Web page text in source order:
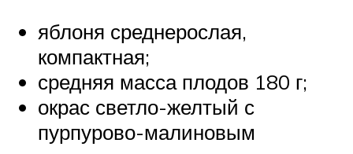
яблоня среднерослая,
компактная;
средняя масса плодов 180 г;
окрас светло-желтый с
пурпурово-малиновым